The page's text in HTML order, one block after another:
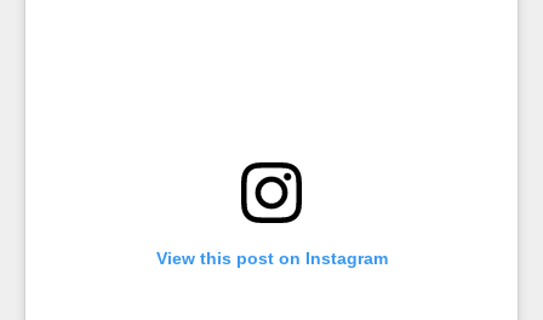
View this post on Instagram